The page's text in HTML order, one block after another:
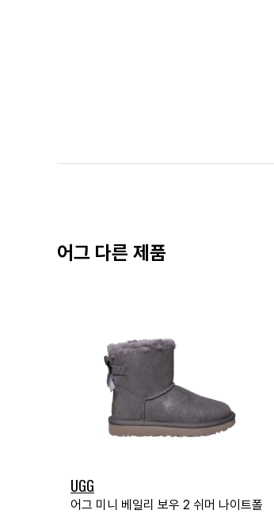
어그 다른 제품
UGG
어그 미니 베일리 보우 2 쉬머 나이트폴